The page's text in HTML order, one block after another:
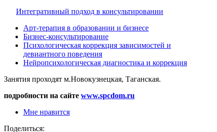
Интегративный подход в консультировании
Арт-терапия в образовании и бизнесе
Бизнес-консультирование
Психологическая коррекция зависимостей и
девиантного поведения
Нейропсихологическая диагностика и коррекция
Занятия проходят м.Новокузнецкая, Таганская.
подробности на сайте www.spcdom.ru
Мне нравится
Поделиться: